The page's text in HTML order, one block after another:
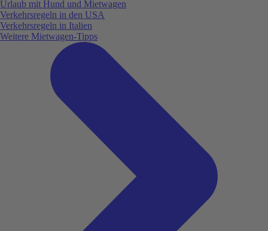
Urlaub mit Hund und Mietwagen
Verkehrsregeln in den USA
Verkehrsregeln in Italien
Weitere Mietwagen-Tipps